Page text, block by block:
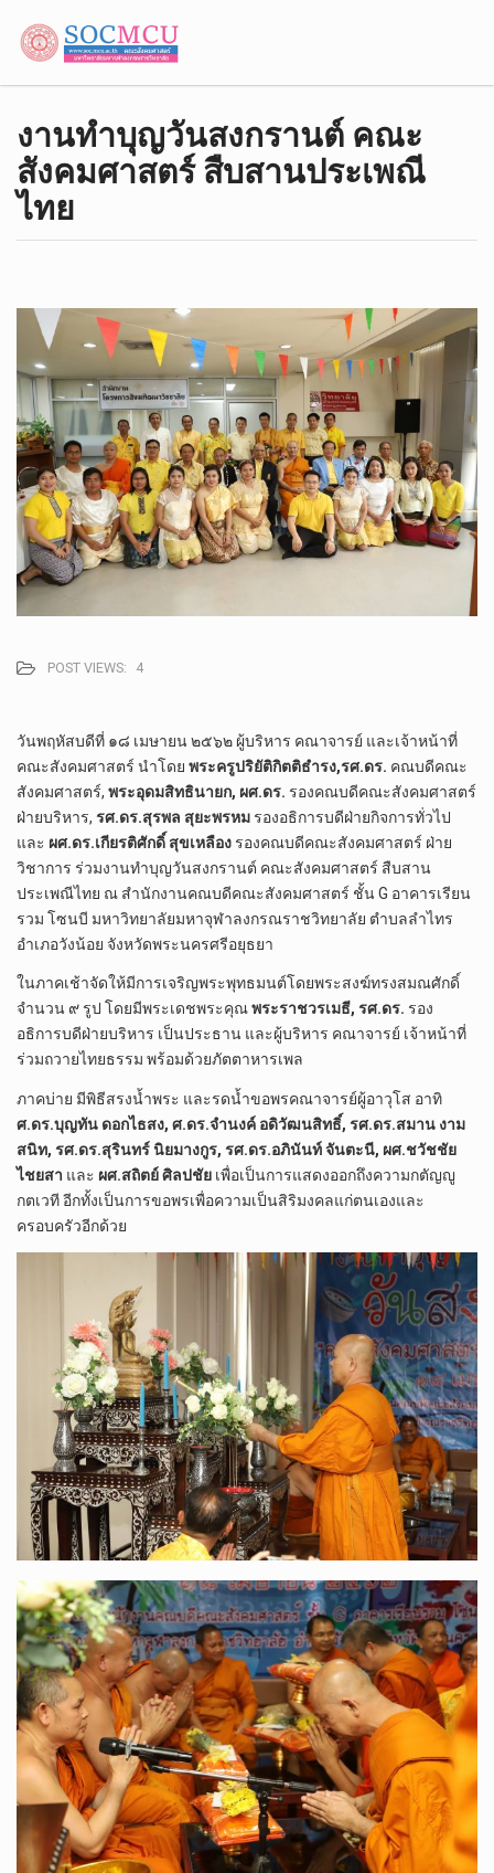
งานทำบุญวันสงกรานต์ คณะ
สังคมศาสตร์ สืบสานประเพณี
ไทย
POST VIEWS: 4
วันพฤหัสบดีที่ ๑๘ เมษายน ๒๕๖๒ ผู้บริหาร คณาจารย์ และเจ้าหน้าที่
คณะสังคมศาสตร์ นำโดย พระครูปริยัติกิตติธำรง,รศ.ดร. คณบดีคณะ
สังคมศาสตร์, พระอุดมสิทธินายก, ผศ.ดร. รองคณบดีคณะสังคมศาสตร์
ฝ่ายบริหาร, รศ.ดร.สุรพล สุยะพรหม รองอธิการบดีฝ่ายกิจการทั่วไป
และ ผศ.ดร.เกียรติศักดิ์ สุขเหลือง รองคณบดีคณะสังคมศาสตร์ ฝ่าย
วิชาการ ร่วมงานทำบุญวันสงกรานต์ คณะสังคมศาสตร์ สืบสาน
ประเพณีไทย ณ สำนักงานคณบดีคณะสังคมศาสตร์ ชั้น G อาคารเรียน
รวม โซนบี มหาวิทยาลัยมหาจุฬาลงกรณราชวิทยาลัย ตำบลลำไทร
อำเภอวังน้อย จังหวัดพระนครศรีอยุธยา
ในภาคเช้าจัดให้มีการเจริญพระพุทธมนต์โดยพระสงฆ์ทรงสมณศักดิ์
จำนวน ๙ รูป โดยมีพระเดชพระคุณพระราชวรเมธี, รศ.ดร. รอง
อธิการบดีฝ่ายบริหาร เป็นประธาน และผู้บริหาร คณาจารย์ เจ้าหน้าที่
ร่วมถวายไทยธรรม พร้อมด้วยภัตตาหารเพล
ภาคบ่าย มีพิธีสรงน้ำพระ และรดน้ำขอพรคณาจารย์ผู้อาวุโส อาทิ
ศ.ดร.บุญทัน ดอกไธสง, ศ.ดร.จำนงค์ อดิวัฒนสิทธิ์, รศ.ดร.สมาน งาม
สนิท, รศ.ดร.สุรินทร์ นิยมางกูร, รศ.ดร.อภินันท์ จันตะนี, ผศ.ชวัชชัย
ไชยสา และ ผศ.สถิตย์ ศิลปชัย เพื่อเป็นการแสดงออกถึงความกตัญญู
กตเวที อีกทั้งเป็นการขอพรเพื่อความเป็นสิริมงคลแก่ตนเองและ
ครอบครัวอีกด้วย